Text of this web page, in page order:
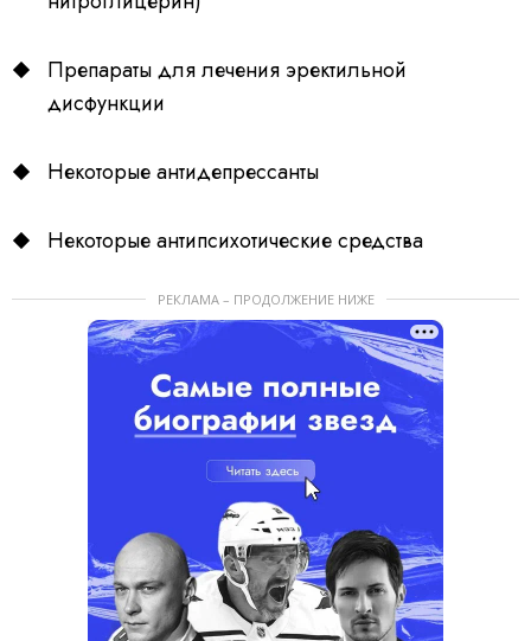
Препараты для лечения эректильной
дисфункции
Некоторые антидепрессанты
Некоторые антипсихотические средства
РЕКЛАМА – ПРОДОЛЖЕНИЕ НИЖЕ